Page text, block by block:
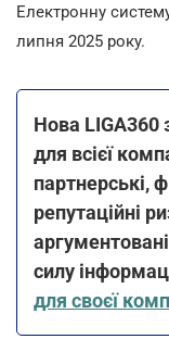
Електронну
липня 2025 року.
Нова LIGA360
для всієї
партнерські,
репутаційні
силу
для своєї